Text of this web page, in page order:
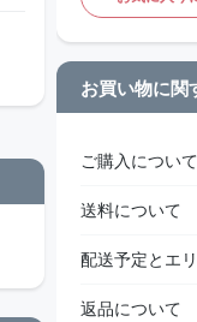
お買い物に関
ご購入について
送料について
配送予定とエ
返品について